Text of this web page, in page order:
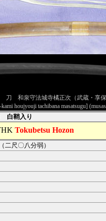
刀 和泉守法城寺橘正次（武蔵・享
houjyouji tachibana masatsugu]
白鞘入り
Tokubetsu Hozon
尺〇八分弱）